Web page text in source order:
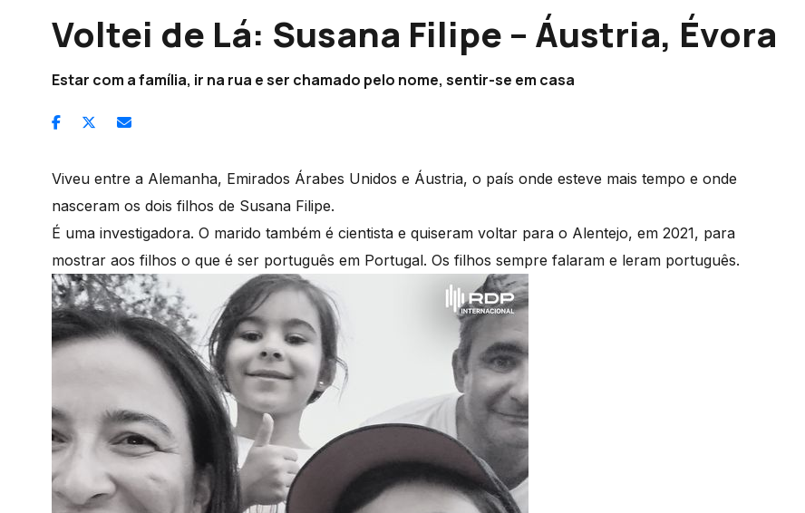
Voltei de Lá: Susana Filipe – Áustria, Évora
Estar com a família, ir na rua e ser chamado pelo nome, sentir-se em casa
Viveu entre a Alemanha, Emirados Árabes Unidos e Áustria, o país onde esteve mais tempo e onde
nasceram os dois filhos de Susana Filipe.
É uma investigadora. O marido também é cientista e quiseram voltar para o Alentejo, em 2021, para
mostrar aos filhos o que é ser português em Portugal. Os filhos sempre falaram e leram português.